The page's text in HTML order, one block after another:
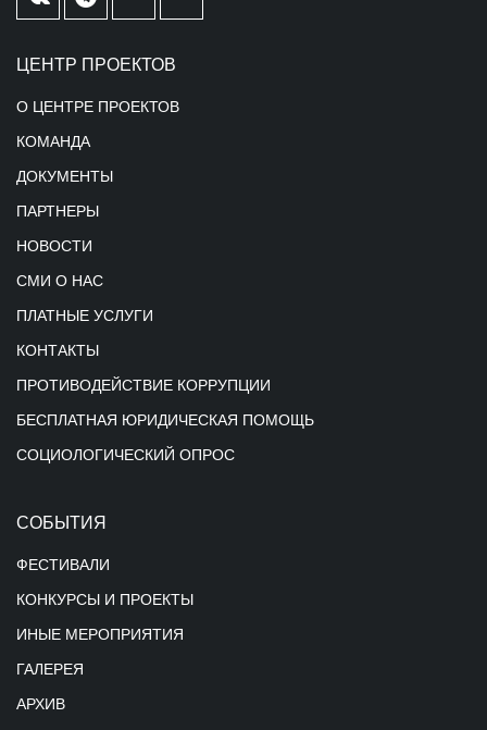
ЦЕНТР ПРОЕКТОВ
О ЦЕНТРЕ ПРОЕКТОВ
КОМАНДА
ДОКУМЕНТЫ
ПАРТНЕРЫ
НОВОСТИ
СМИ О НАС
ПЛАТНЫЕ УСЛУГИ
КОНТАКТЫ
ПРОТИВОДЕЙСТВИЕ КОРРУПЦИИ
БЕСПЛАТНАЯ ЮРИДИЧЕСКАЯ ПОМОЩЬ
СОЦИОЛОГИЧЕСКИЙ ОПРОС
СОБЫТИЯ
ФЕСТИВАЛИ
КОНКУРСЫ И ПРОЕКТЫ
ИНЫЕ МЕРОПРИЯТИЯ
ГАЛЕРЕЯ
АРХИВ